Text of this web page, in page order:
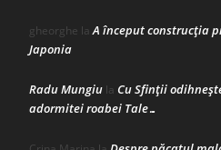
gheorghe laA început construcţia
Japonia
Radu Mungiu la Cu Sfinții
adormitei roabei Tale…